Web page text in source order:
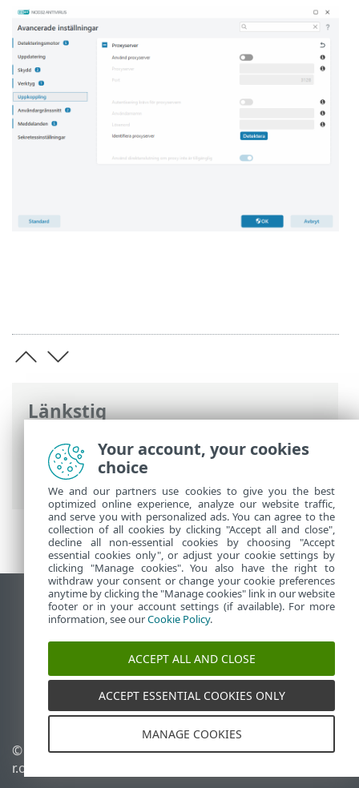
Länkstig
ESET onlinehjälp>ESET NOD32 Antivirus
Avancerade inställningar
Uppkoppling
Visa skrivbords-webbplats
End of Life
ESET kunskapsbas
ESET Status Portal
Regional support
© 1992 - 2026 ESET, spol. s
r.o. – med ensamrätt.
Hantera cookies
Your account, your cookies
choice
We and our partners use cookies to give you the best
optimized online experience, analyze our website traffic,
and serve you with personalized ads. You can agree to the
collection of all cookies by clicking "Accept all and close",
decline all non-essential cookies by choosing "Accept
essential cookies only", or adjust your cookie settings by
clicking "Manage cookies". You also have the right to
withdraw your consent or change your cookie preferences
anytime by clicking the "Manage cookies" link in our website
footer or in your account settings (if available). For more
information, see ourCookie Policy.
ACCEPT ALL AND CLOSE
ACCEPT ESSENTIAL COOKIES ONLY
MANAGE COOKIES